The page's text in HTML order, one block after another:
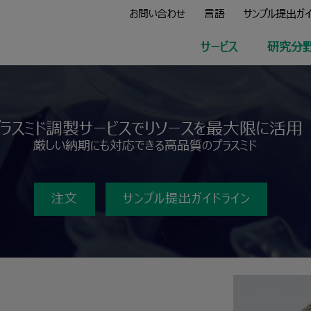
お問い合わせ 言語 サンプル提出ガ
サービス 研究分
スミド調製サービスでリソースを最大限に活用
厳しい納期にも対応できる高品質のプラスミド
注文 サンプル提出ガイドライン